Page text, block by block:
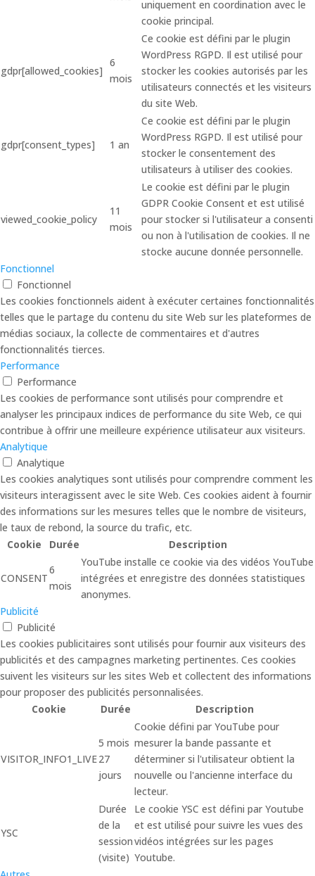
uniquement en coordination avec le
cookie principal.
gdpr[allowed_cookies]
6
mois
Ce cookie est défini par le plugin
WordPress RGPD. Il est utilisé pour
stocker les cookies autorisés par les
utilisateurs connectés et les visiteurs
du site Web.
gdpr[consent_types] 1 an
Ce cookie est défini par le plugin
WordPress RGPD. Il est utilisé pour
stocker le consentement des
utilisateurs à utiliser des cookies.
viewed_cookie_policy
11
mois
Le cookie est défini par le plugin
GDPR Cookie Consent et est utilisé
pour stocker si l'utilisateur a consenti
ou non à l'utilisation de cookies. Il ne
stocke aucune donnée personnelle.
Fonctionnel
Fonctionnel
Les cookies fonctionnels aident à exécuter certaines fonctionnalités
telles que le partage du contenu du site Web sur les plateformes de
médias sociaux, la collecte de commentaires et d'autres
fonctionnalités tierces.
Performance
Performance
Les cookies de performance sont utilisés pour comprendre et
analyser les principaux indices de performance du site Web, ce qui
contribue à offrir une meilleure expérience utilisateur aux visiteurs.
Analytique
Analytique
Les cookies analytiques sont utilisés pour comprendre comment les
visiteurs interagissent avec le site Web. Ces cookies aident à fournir
des informations sur les mesures telles que le nombre de visiteurs,
le taux de rebond, la source du trafic, etc.
Cookie
Durée Description
CONSENT
6
mois
YouTube installe ce cookie via des vidéos YouTube
intégrées et enregistre des données statistiques
anonymes.
Publicité
Publicité
Les cookies publicitaires sont utilisés pour fournir aux visiteurs des
publicités et des campagnes marketing pertinentes. Ces cookies
suivent les visiteurs sur les sites Web et collectent des informations
pour proposer des publicités personnalisées.
Cookie
Durée Description
VISITOR_INFO1_LIVE
5 mois
27
jours
Cookie défini par YouTube pour
mesurer la bande passante et
déterminer si l'utilisateur obtient la
nouvelle ou l'ancienne interface du
lecteur.
YSC
Durée
de la
session
(visite)
Le cookie YSC est défini par Youtube
et est utilisé pour suivre les vues des
vidéos intégrées sur les pages
Youtube.